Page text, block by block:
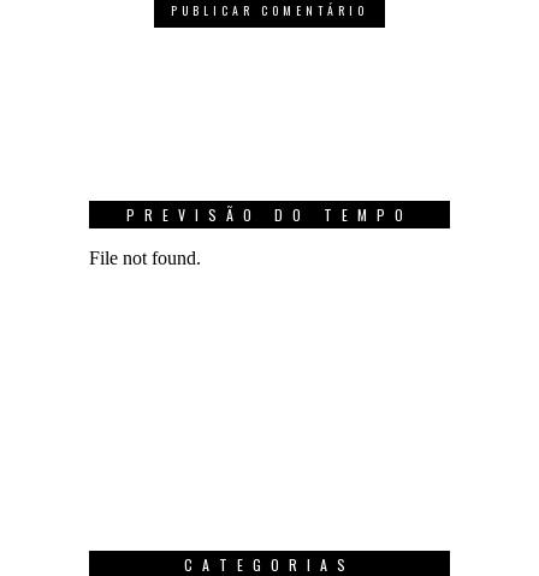
PREVISÃO DO TEMPO
CATEGORIAS